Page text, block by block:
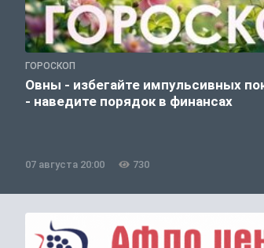
ГОРОСКОП
Овны - избегайте импульсивных
- наведите порядок в финансах
07 августа 20:00 730